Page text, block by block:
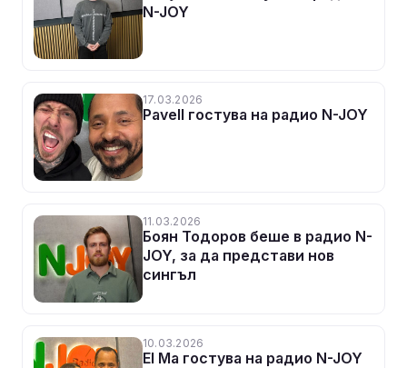
N-JOY
17.03.2026
Pavell гостува на радио N-JOY
11.03.2026
Боян Тодоров беше в радио N-
JOY, за да представи нов
сингъл
10.03.2026
El Ma гостува на радио N-JOY